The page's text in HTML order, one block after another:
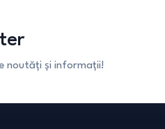
noutăți și informații!